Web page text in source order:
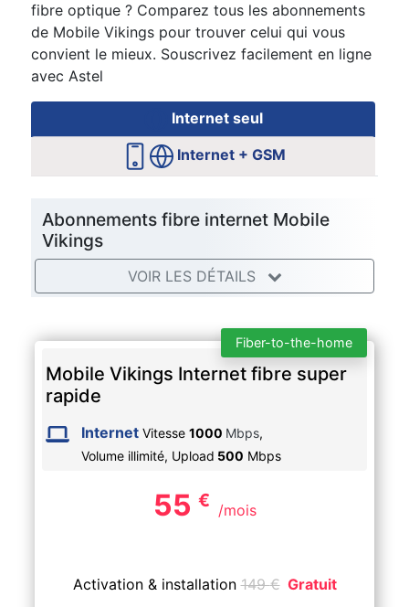
fibre optique ? Comparez tous les abonnements
de Mobile Vikings pour trouver celui qui vous
convient le mieux. Souscrivez facilement en ligne
avec Astel
Internet seul
Internet + GSM
Abonnements fibre internet Mobile
Vikings
VOIR LES DÉTAILS
Fiber-to-the-home
Mobile Vikings Internet fibre super
rapide
Internet Vitesse 1000 Mbps,
Volume illimité, Upload 500 Mbps
55 € /mois
Activation & installation149€ Gratuit